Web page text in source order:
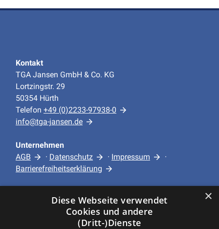
Kontakt
TGA Jansen GmbH & Co. KG
Lortzingstr. 29
50354 Hürth
Telefon +49 (0)2233-97938-0
info@tga-jansen.de
Unternehmen
AGB
· Datenschutz · Impressum
·
Barrierefreiheitserklärung
Leistungen
×
Diese Webseite verwendet
Cookies und andere
(Dritt-)Dienste